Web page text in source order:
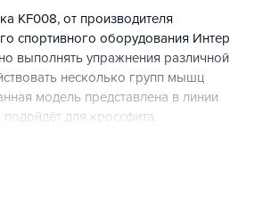
KF008, от производителя
спортивного оборудования Интер
выполнять упражнения различной
несколько групп мышц
модель представлена в линии
для кроссфита.
служит гарантией устойчивости